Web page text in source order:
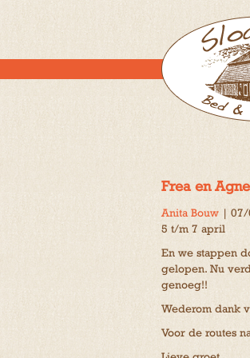
Frea en
Anita Bouw | 07/
5 t/m 7 april
En we stappen
gelopen. Nu
genoeg!!
Wederom dank
Voor de routes